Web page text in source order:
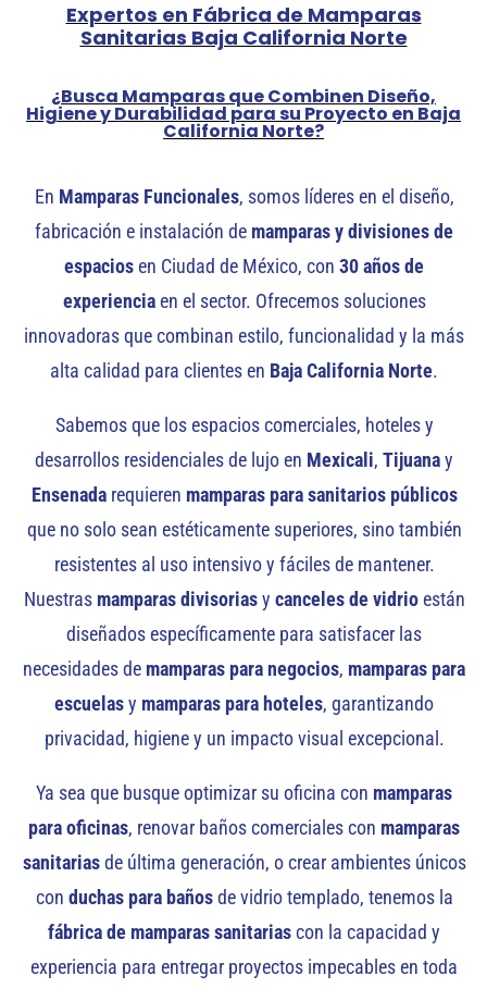
Expertos en Fábrica de Mamparas
Sanitarias Baja California Norte
¿Busca Mamparas que Combinen Diseño,
Higiene y Durabilidad para su Proyecto en Baja
California Norte?
En Mamparas Funcionales, somos líderes en el diseño,
fabricación e instalación de mamparas y divisiones de
espaciosen Ciudad de México, con 30 años de
experienciaen el sector. Ofrecemos soluciones
innovadoras que combinan estilo, funcionalidad y la más
alta calidad para clientes en Baja California Norte.
Sabemos que los espacios comerciales, hoteles y
desarrollos residenciales de lujo en Mexicali, Tijuanay
Ensenadarequieren mamparas para sanitarios públicos
que no solo sean estéticamente superiores, sino también
resistentes al uso intensivo y fáciles de mantener.
Nuestras mamparas divisoriasy canceles de vidrioestán
diseñados específicamente para satisfacer las
necesidades de mamparas para negocios, mamparas para
escuelasy mamparas para hoteles, garantizando
privacidad, higiene y un impacto visual excepcional.
Ya sea que busque optimizar su oficina con mamparas
para oficinas, renovar baños comerciales con mamparas
sanitariasde última generación, o crear ambientes únicos
con duchas para bañosde vidrio templado, tenemos la
fábrica de mamparas sanitariascon la capacidad y
experiencia para entregar proyectos impecables en toda